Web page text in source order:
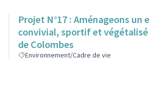
Projet N°17 : Aménageons un
convivial, sportif et végétalisé
de Colombes
Environnement/Cadre de vie